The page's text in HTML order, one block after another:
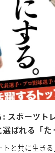
スポーツト
選ばれる「
トと共に生き